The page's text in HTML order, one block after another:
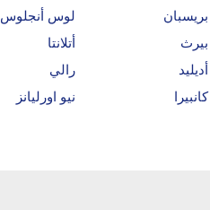
بريسبان
بيرث
أديليد
كانبيرا
لوس أنجلوس
أتلانتا
رالي
نيو اورليانز